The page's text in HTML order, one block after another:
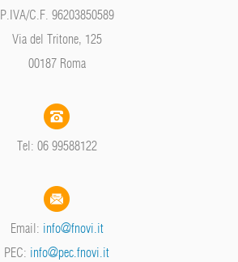
P.IVA/C.F. 96203850589
Via del Tritone, 125
00187 Roma
Tel: 06 99588122
Email: info@fnovi.it
PEC: info@pec.fnovi.it